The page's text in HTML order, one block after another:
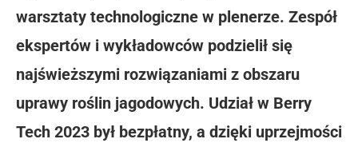
warsztaty technologiczne w plenerze. Zespół
ekspertów i wykładowców podzielił się
najświeższymi rozwiązaniami z obszaru
uprawy roślin jagodowych. Udział w Berry
Tech 2023 był bezpłatny, a dzięki uprzejmości